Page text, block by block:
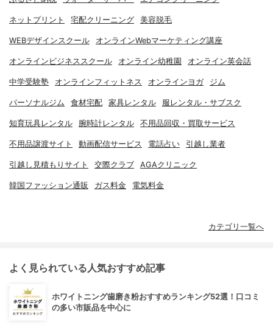
ネットプリント 宅配クリーニング 美容脱毛
WEBデザインスクール オンラインWebマーケティング講座
オンラインビジネススクール オンライン幼稚園 オンライン英会話
中学受験塾 オンラインフィットネス オンラインヨガ ジム
パーソナルジム 食材宅配 家具レンタル 服レンタル・サブスク
知育玩具レンタル 腕時計レンタル 不用品回収・買取サービス
不用品譲渡サイト 動画配信サービス 電話占い 引越し業者
引越し見積もりサイト 交際クラブ AGAクリニック
韓国ファッション通販 ガス料金 電気料金
カテゴリ一覧へ
よく見られている人気おすすめ記事
ホワイトニング歯磨き粉おすすめランキング52選！口コミ
の多い市販品を中心に